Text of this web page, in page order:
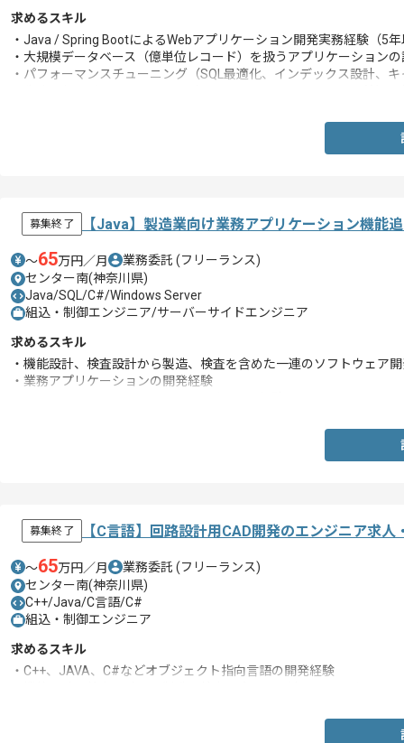
求めるスキル
・Java / Spring BootによるWebアプリケーション開発実務経験（5
・大規模データベース（億単位レコード）を扱うアプリケーション
・パフォーマンスチューニング（SQL最適化、インデックス設計、
募集終了 【Java】製造業向け業務アプリケーション機能
〜65万円／月 業務委託 (フリーランス)
センター南(神奈川県)
Java/SQL/C#/Windows Server
組込・制御エンジニア/サーバーサイドエンジニア
求めるスキル
・機能設計、検査設計から製造、検査を含めた一連のソフトウェア
・業務アプリケーションの開発経験
募集終了 【C言語】回路設計用CAD開発のエンジニア求人
〜65万円／月 業務委託 (フリーランス)
センター南(神奈川県)
C++/Java/C言語/C#
組込・制御エンジニア
求めるスキル
・C++、JAVA、C#などオブジェクト指向言語の開発経験